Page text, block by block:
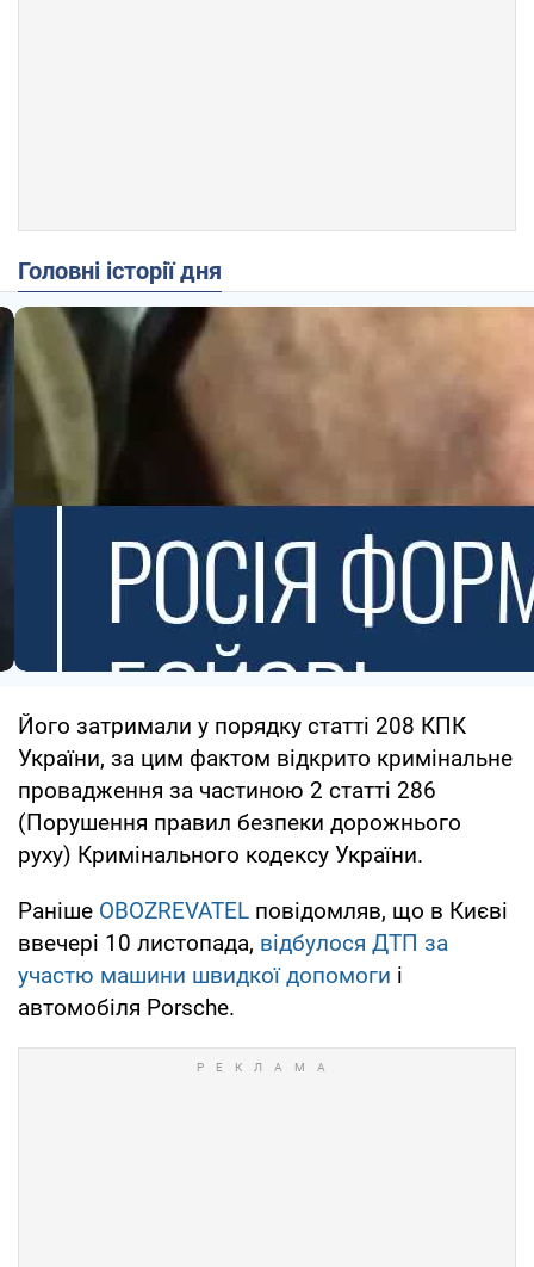
Головні історії дня
Його затримали у порядку статті 208 КПК
України, за цим фактом відкрито кримінальне
провадження за частиною 2 статті 286
(Порушення правил безпеки дорожнього
руху) Кримінального кодексу України.
Раніше OBOZREVATEL повідомляв, що в Києві
ввечері 10 листопада, відбулося ДТП за
участю машини швидкої допомоги і
автомобіля Porsche.